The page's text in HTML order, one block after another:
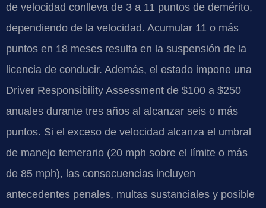
de velocidad conlleva de 3 a 11 puntos de demérito,
dependiendo de la velocidad. Acumular 11 o más
puntos en 18 meses resulta en la suspensión de la
licencia de conducir. Además, el estado impone una
Driver Responsibility Assessment de $100 a $250
anuales durante tres años al alcanzar seis o más
puntos. Si el exceso de velocidad alcanza el umbral
de manejo temerario (20 mph sobre el límite o más
de 85 mph), las consecuencias incluyen
antecedentes penales, multas sustanciales y posible